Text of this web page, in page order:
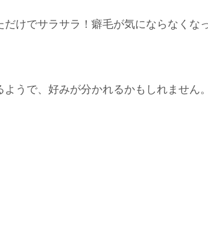
けでサラサラ！癖毛が気にならなくな
うで、好みが分かれるかもしれません。